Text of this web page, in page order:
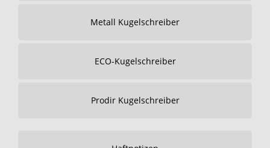
Metall Kugelschreiber
ECO-Kugelschreiber
Prodir Kugelschreiber